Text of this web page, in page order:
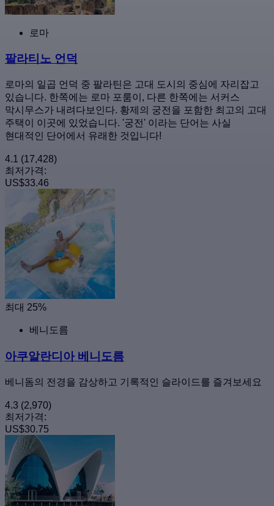
로마
팔라티노 언덕
로마의 일곱 언덕 중 팔라틴은 고대 도시의 중심에 자리잡고
있습니다. 한쪽에는 로마 포룸이, 다른 한쪽에는 서커스
막시무스가 내려다보인다. 황제의 궁전을 포함한 최고의 고대
주택이 이곳에 있었습니다. '궁전' 이라는 단어는 사실
현대적인 단어에서 유래한 것입니다!
4.1 (17,428)
최저가격:
US$33.46
최대 25%
베니도름
아쿠알란디아 베니도름
베니돔의 전경을 감상하고 기록적인 슬라이드를 즐겨보세요
4.3 (2,970)
최저가격:
US$30.75